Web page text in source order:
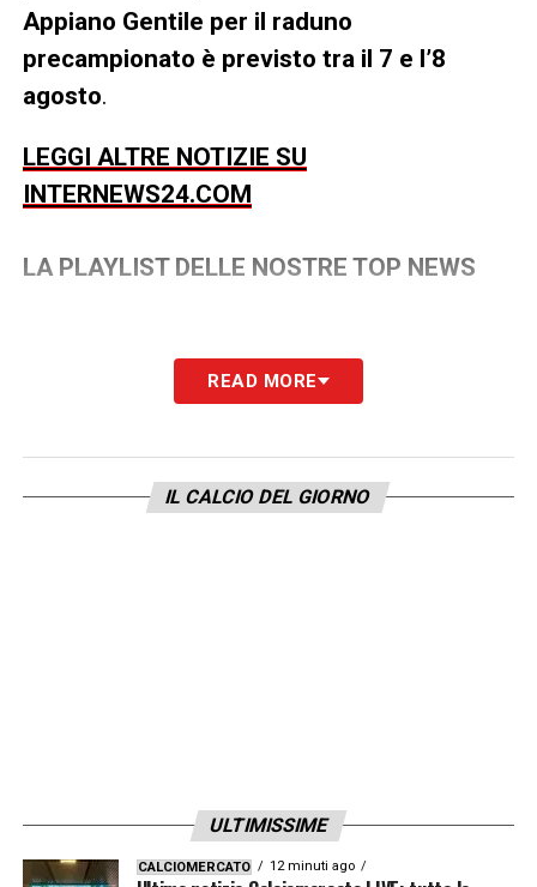
Appiano Gentile per il raduno
precampionato è previsto tra il 7 e l’8
agosto.
LEGGI ALTRE NOTIZIE SU
INTERNEWS24.COM
LA PLAYLIST DELLE NOSTRE TOP NEWS
READ MORE
IL CALCIO DEL GIORNO
ULTIMISSIME
CALCIOMERCATO 12 minuti ago